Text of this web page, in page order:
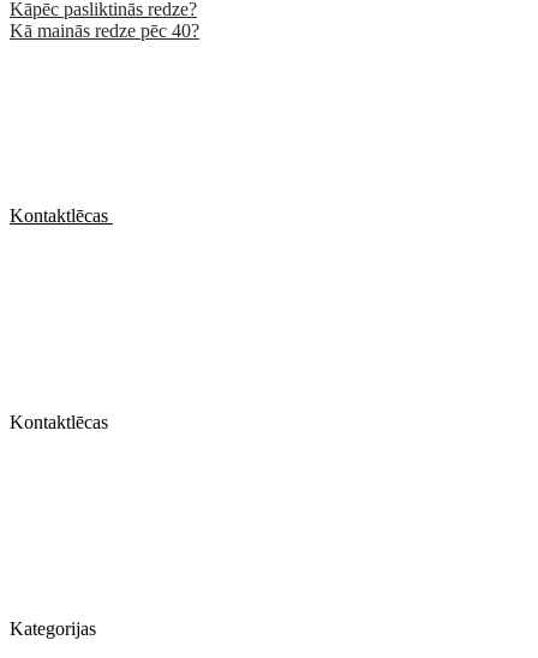
Kāpēc pasliktinās redze?
Kā mainās redze pēc 40?
Kontaktlēcas
Kontaktlēcas
Kategorijas